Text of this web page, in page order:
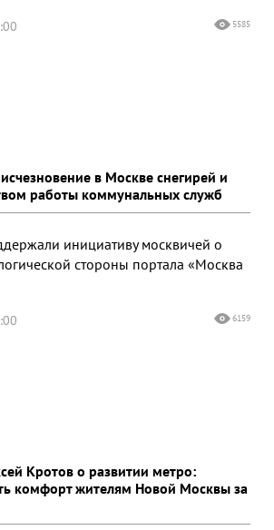
5585
в Москве снегирей и
работы коммунальных служб
инициативу москвичей о
стороны портала «Москва
6159
Кротов о развитии метро:
комфорт жителям Новой Москвы за